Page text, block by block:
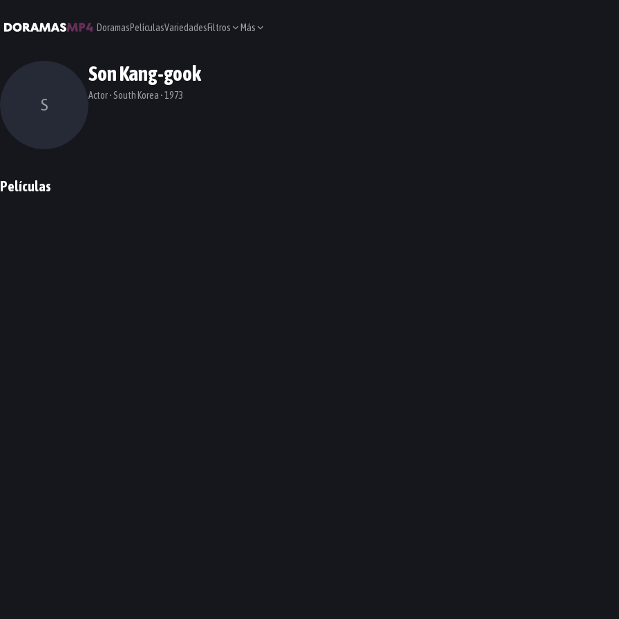
DoramasPelículasVariedadesFiltros Más
S
Son Kang-gook
Actor • South Korea • 1973
Películas